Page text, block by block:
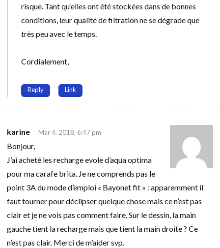
risque. Tant qu’elles ont été stockées dans de bonnes
conditions, leur qualité de filtration ne se dégrade que
très peu avec le temps.
Cordialement,
Reply Link
karine Mar 4, 2018, 6:47 pm
Bonjour,
J’ai acheté les recharge evole d’aqua optima
pour ma carafe brita. Je ne comprends pas le
point 3A du mode d’emploi « Bayonet fit » : apparemment il
faut tourner pour déclipser quelque chose mais ce n’est pas
clair et je ne vois pas comment faire. Sur le dessin, la main
gauche tient la recharge mais que tient la main droite ? Ce
n’est pas clair. Merci de m’aider svp.